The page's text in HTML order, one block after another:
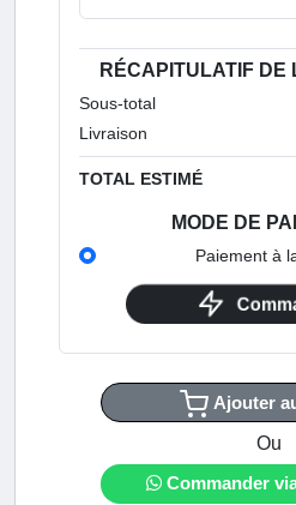
RÉCAPITULATIF DE
Sous-total
Livraison
TOTAL ESTIMÉ
MODE DE
Paiement à
Ajouter
Ou
Commander